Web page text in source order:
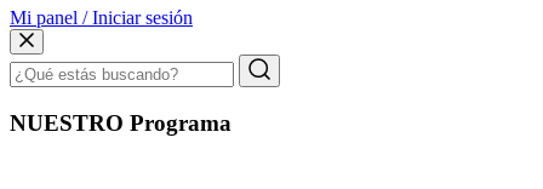
Mi panel / Iniciar sesión
NUESTRO Programa